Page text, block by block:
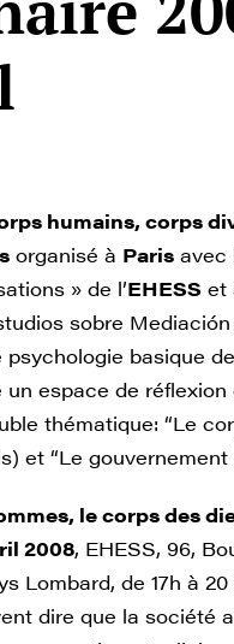
humains, corps
organisé à Paris avec
» de l’EHESS et
sobre
basique de
un espace de
thématique: “Le
et “Le
le corps des
2008, EHESS, 96,
Lombard, de 17h à 20
dire que la société